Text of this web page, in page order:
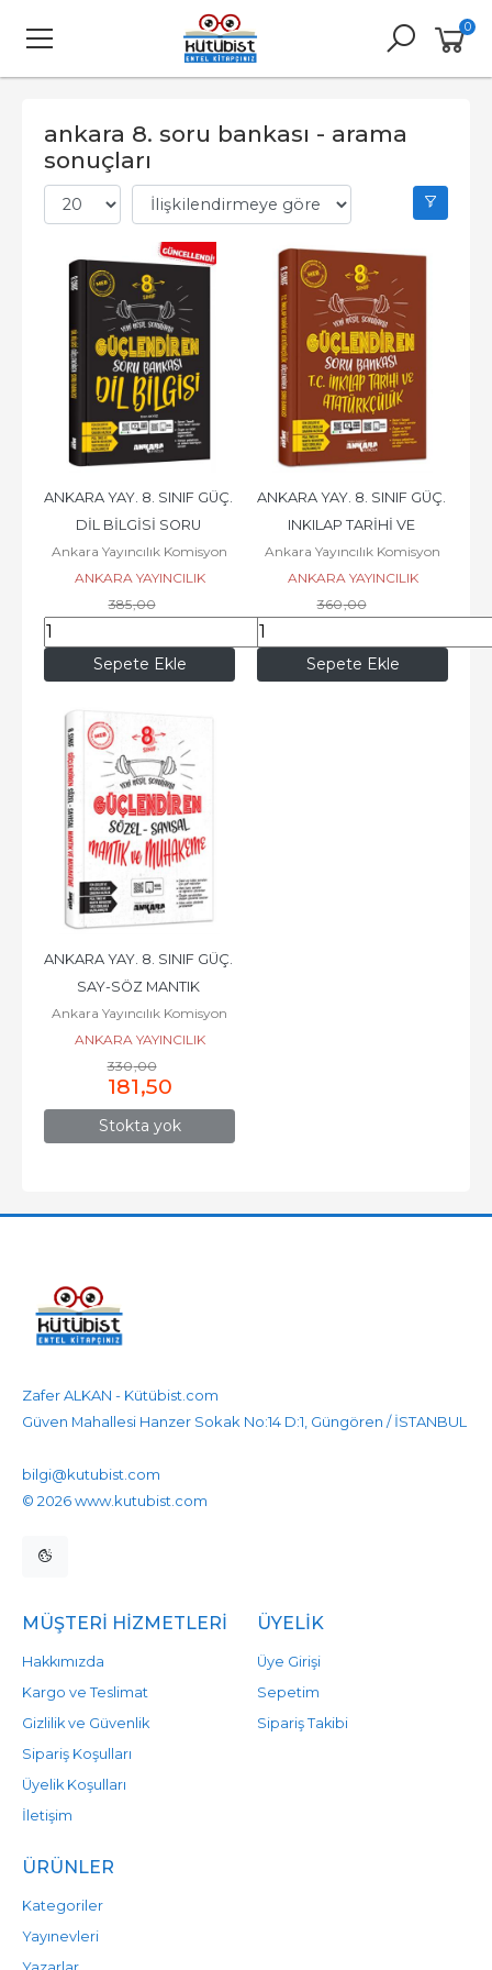
0
ankara 8. soru bankası - arama
sonuçları
Sepete Ekle
ANKARA YAY. 8. SINIF GÜÇ.
DİL BİLGİSİ SORU
BANKASI
Ankara Yayıncılık Komisyon
ANKARA YAYINCILIK
385,00
211,75
Sepete Ekle
ANKARA YAY. 8. SINIF GÜÇ.
INKILAP TARİHİ VE
ATATÜRKÇÜLÜK SORU
BANKASI
Ankara Yayıncılık Komisyon
ANKARA YAYINCILIK
360,00
198,00
Stokta yok
ANKARA YAY. 8. SINIF GÜÇ.
SAY-SÖZ MANTIK
MUHAKEME SORU
BANKASI
Ankara Yayıncılık Komisyon
ANKARA YAYINCILIK
330,00
181,50
Zafer ALKAN - Kütübist.com
Güven Mahallesi Hanzer Sokak No:14 D:1, Güngören / İSTANBUL
bilgi@kutubist.com
© 2026 www.kutubist.com
MÜŞTERI HIZMETLERI
Hakkımızda
Kargo ve Teslimat
Gizlilik ve Güvenlik
Sipariş Koşulları
Üyelik Koşulları
İletişim
ÜYELIK
Üye Girişi
Sepetim
Sipariş Takibi
ÜRÜNLER
Kategoriler
Yayınevleri